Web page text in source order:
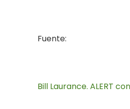
Fuente:
Bill Laurance. ALERT